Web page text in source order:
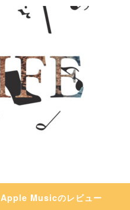
Apple Musicのレビュー